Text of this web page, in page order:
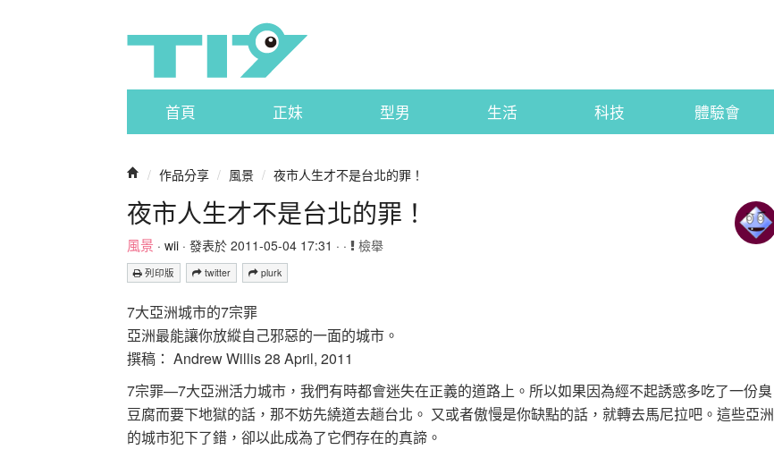
首頁 正妹 型男 生活 科技 體驗會
/ 作品分享 / 風景 / 夜市人生才不是台北的罪！
夜市人生才不是台北的罪！
風景 · wii · 發表於 2011-05-04 17:31 · · 檢舉
列印版 twitter plurk
7大亞洲城市的7宗罪
亞洲最能讓你放縱自己邪惡的一面的城市。
撰稿： Andrew Willis 28 April, 2011
7宗罪—7大亞洲活力城市，我們有時都會迷失在正義的道路上。所以如果因為經不起誘惑多吃了一份臭
豆腐而要下地獄的話，那不妨先繞道去趟台北。 又或者傲慢是你缺點的話，就轉去馬尼拉吧。這些亞洲
的城市犯下了錯，卻以此成為了它們存在的真諦。